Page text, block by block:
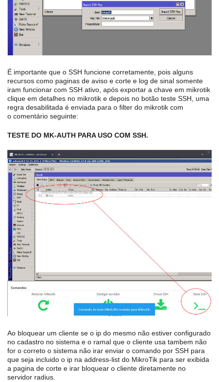
É importante que o SSH funcione corretamente, pois alguns
recursos como paginas de aviso e corte e log de sinal somente
iram funcionar com SSH ativo, após exportar a chave em mikrotik
clique em detalhes no mikrotik e depois no botão teste SSH, uma
regra desabilitada é enviada para o filter do mikrotik com
o comentário seguinte:
TESTE DO MK-AUTH PARA USO COM SSH.
Ao bloquear um cliente se o ip do mesmo não estiver configurado
no cadastro no sistema e o ramal que o cliente usa tambem não
for o correto o sistema não irar enviar o comando por SSH para
que seja incluido o ip na address-list do MikroTik para ser exibida
a pagina de corte e irar bloquear o cliente diretamente no
servidor radius.